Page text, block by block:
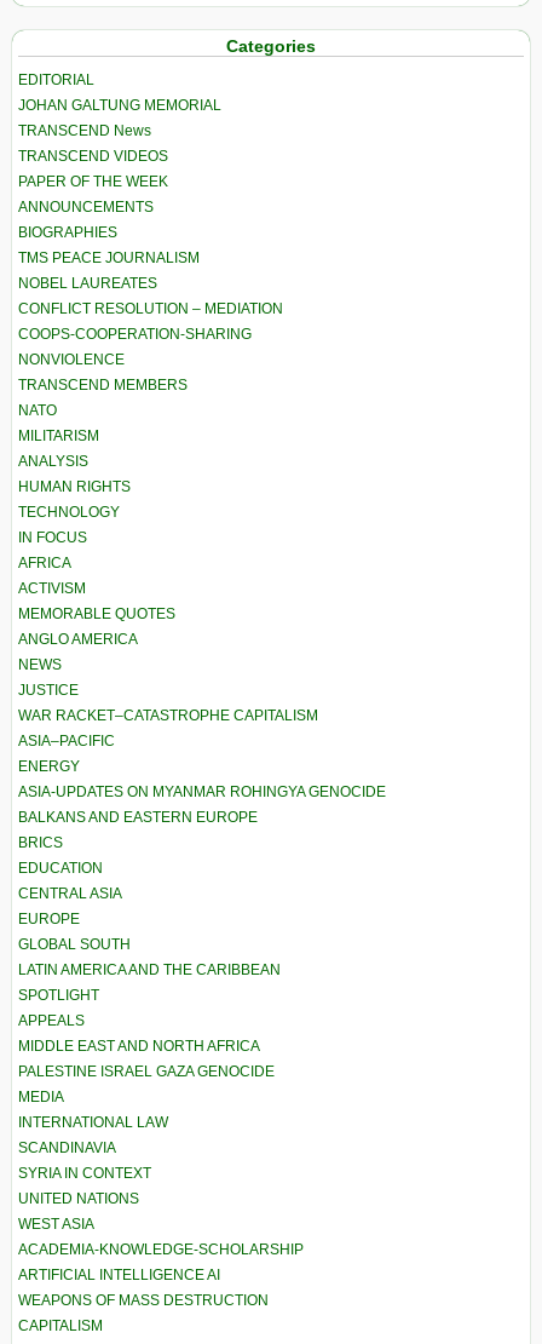
Categories
EDITORIAL
JOHAN GALTUNG MEMORIAL
TRANSCEND News
TRANSCEND VIDEOS
PAPER OF THE WEEK
ANNOUNCEMENTS
BIOGRAPHIES
TMS PEACE JOURNALISM
NOBEL LAUREATES
CONFLICT RESOLUTION – MEDIATION
COOPS-COOPERATION-SHARING
NONVIOLENCE
TRANSCEND MEMBERS
NATO
MILITARISM
ANALYSIS
HUMAN RIGHTS
TECHNOLOGY
IN FOCUS
AFRICA
ACTIVISM
MEMORABLE QUOTES
ANGLO AMERICA
NEWS
JUSTICE
WAR RACKET–CATASTROPHE CAPITALISM
ASIA–PACIFIC
ENERGY
ASIA-UPDATES ON MYANMAR ROHINGYA GENOCIDE
BALKANS AND EASTERN EUROPE
BRICS
EDUCATION
CENTRAL ASIA
EUROPE
GLOBAL SOUTH
LATIN AMERICA AND THE CARIBBEAN
SPOTLIGHT
APPEALS
MIDDLE EAST AND NORTH AFRICA
PALESTINE ISRAEL GAZA GENOCIDE
MEDIA
INTERNATIONAL LAW
SCANDINAVIA
SYRIA IN CONTEXT
UNITED NATIONS
WEST ASIA
ACADEMIA-KNOWLEDGE-SCHOLARSHIP
ARTIFICIAL INTELLIGENCE AI
WEAPONS OF MASS DESTRUCTION
CAPITALISM